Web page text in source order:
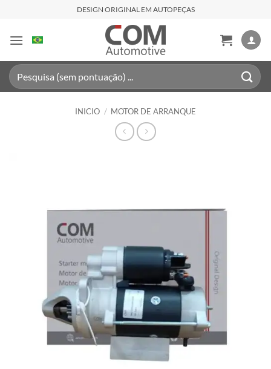
contenido
DESIGN ORIGINAL EM AUTOPEÇAS
Buscar
por:
INICIO / MOTOR DE ARRANQUE